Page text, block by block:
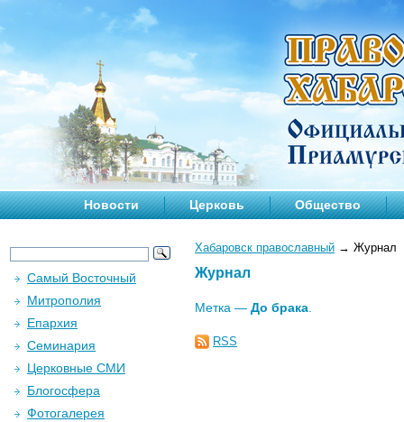
Новости Церковь Общество
Хабаровск православный → Журнал
Журнал
Метка — До брака
RSS
Самый Восточный
Митрополия
Епархия
Семинария
Церковные СМИ
Блогосфера
Фотогалерея